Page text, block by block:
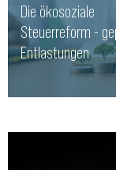
Die ökosoziale
Steuerreform -
Entlastungen